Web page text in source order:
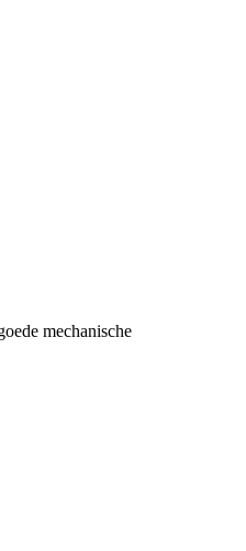
mechanische